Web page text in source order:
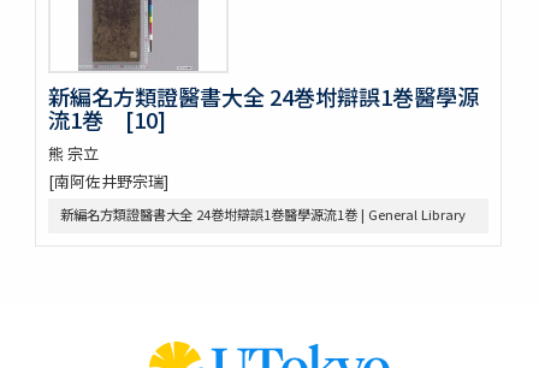
重刋貞和類聚祖苑聯芳集 10巻
大諸禮集 17巻
源氏物語 54巻
兀菴和尚語録
中庸章句詳説
帝鑑圖説 2巻
見聞軍抄 8巻 (存7巻)
節用集 2巻 (存1巻)
周易兼義 9巻坿略例1巻經典釋文1巻
翰林釐正備攷字義韻律鰲頭海篇金鏡 15巻首1巻 (存12巻首1巻)
新編名方類證醫書大全 24巻坿辯誤1巻醫學源
流1巻 [10]
熊 宗立
[南阿佐井野宗瑞]
新編名方類證醫書大全 24巻坿辯誤1巻醫學源流1巻 | General Library